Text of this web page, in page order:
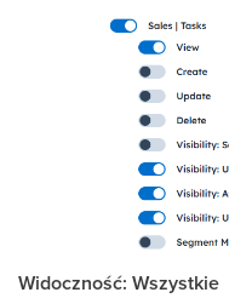
Widoczność: Wszystkie